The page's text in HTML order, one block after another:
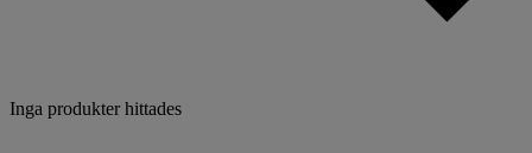
Inga produkter hittades